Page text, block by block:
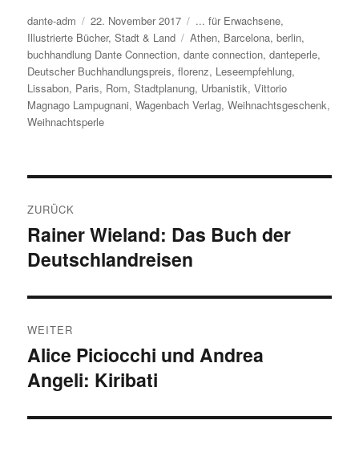
Autor
dante-adm
Veröffentlicht
am
22. November 2017 Kategorien
... für Erwachsene,
Illustrierte Bücher,Stadt & Land Schlagwörter
Athen, Barcelona,berlin,
buchhandlung Dante Connection,dante connection,danteperle,
Deutscher Buchhandlungspreis,florenz, Leseempfehlung,
Lissabon, Paris, Rom,Stadtplanung, Urbanistik,Vittorio
Magnago Lampugnani,Wagenbach Verlag,Weihnachtsgeschenk,
Weihnachtsperle
ZURÜCK
Vorheriger
Beitrag:
Rainer Wieland: Das Buch der
Deutschlandreisen
WEITER
Nächster
Beitrag:
Alice Piciocchi und Andrea
Angeli: Kiribati